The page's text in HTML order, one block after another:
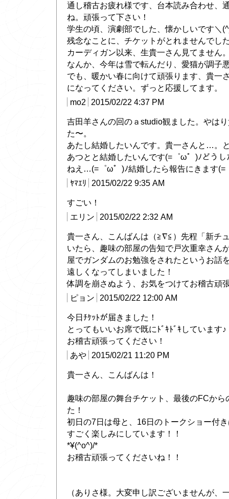
通し稽古お疲れ様です、台本読み合わせ、
ね。頑張って下さい！
学生の頃、演劇部でした、懐かしいです＼
残念なことに、チケットがとれませんでし
カーディガン以来、生貴一さん見てません
なんか、今年は雪で転んだり、愛猫が調子
でも、暖かい春に向けて頑張ります、貴一
になってください。ずっと応援してます。
mo2
2015/02/22 4:37 PM
吉田羊さんの回のａstudio観ました。やは
た〜。
あたし結婚したいんです。貴一さんと…。
あつとと結婚したいんです(=゜ω゜)ﾉどう
ねえ…(=゜ω゜)ﾉ結婚したら報告にきます(=
ﾔﾏｴﾘ
2015/02/22 9:35 AM
すごい！
エリン
2015/02/22 2:32 AM
貴一さん、こんばんは（≧∇≦）先程「新チ
いたら、趣味の部屋の告知で戸次重幸さん
屋でガンダムのお勉強をされたというお話
遠しくなってしまいました！
体調を崩さぬよう、お気をつけてお稽古頑
ピョン
2015/02/22 12:00 AM
今日ﾁｹｯﾄが届きました！
とってもいいお席で既にﾄﾞｷﾄﾞｷしています♪
お稽古頑張ってください！
あや
2015/02/21 11:20 PM
貴一さん、こんばんは！
趣味の部屋の舞台チケット、最後のFCか
た！
初日の7日は母と、16日のトークショー付
すごく楽しみにしています！！
*¥(^o^)/*
お稽古頑張ってくださいね！！
（ありさ様。大変申し訳ございませんが